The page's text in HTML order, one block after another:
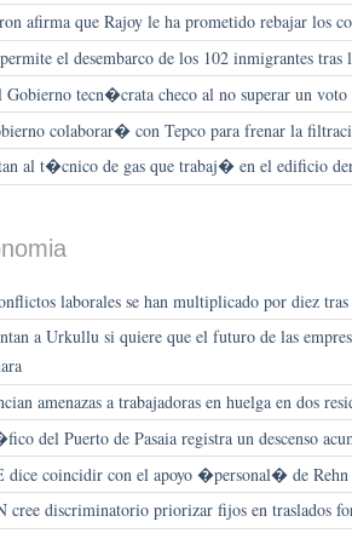
afirma que Rajoy le ha prometido rebajar los
el desembarco de los 102 inmigrantes tras
Gobierno tecn�crata checo al no superar un voto
colaborar� con Tepco para frenar la
al t�cnico de gas que trabaj� en el edificio
laborales se han multiplicado por diez
a Urkullu si quiere que el futuro de las
amenazas a trabajadoras en huelga en dos
del Puerto de Pasaia registra un descenso
dice coincidir con el apoyo �personal� de Rehn
cree discriminatorio priorizar fijos en traslados